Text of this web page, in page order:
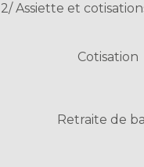
2/ Assiette et
Cotisation
Retraite de